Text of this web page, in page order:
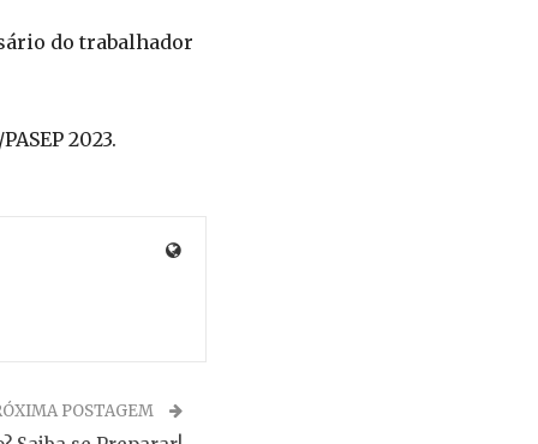
do trabalhador
2023.
POSTAGEM